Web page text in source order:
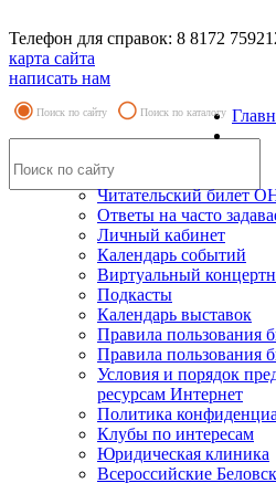
Телефон для справок: 8 8172
карта сайта
написать нам
Поиск по сайту Поиск по каталогу
Читательский билет
Ответы на часто
Личный кабинет
Календарь событий
Виртуальный
Подкасты
Календарь выставок
Правила пользования
Правила пользования
Условия и порядок
ресурсам Интернет
Политика
Клубы по интересам
Юридическая клиника
Всероссийские